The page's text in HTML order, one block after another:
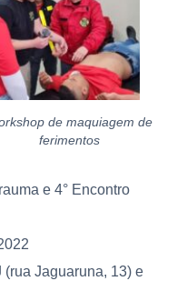
de maquiagem de
ferimentos
e 4° Encontro
Jaguaruna, 13) e